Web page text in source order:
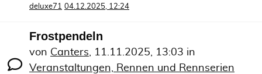
deluxe71 04.12.2025, 12:24
Frostpendeln
von Canters, 11.11.2025, 13:03 in
Veranstaltungen, Rennen und Rennserien